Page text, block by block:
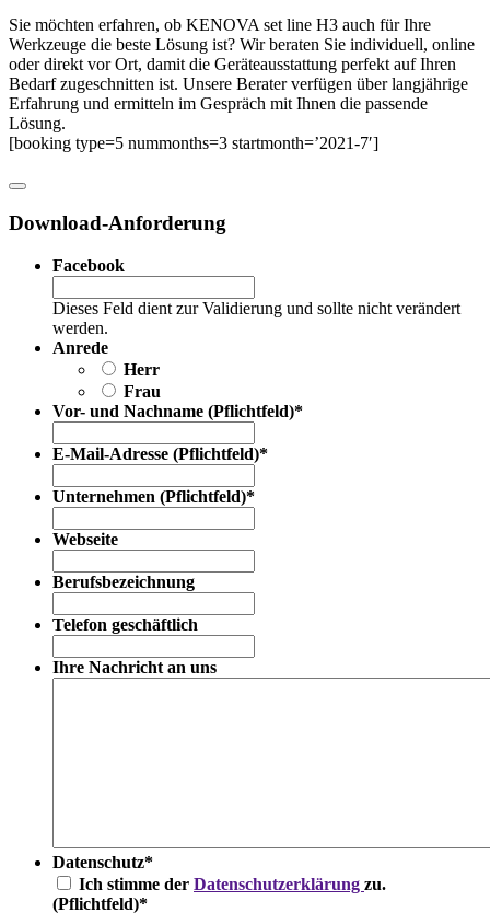
Sie möchten erfahren, ob KENOVA set line H3 auch für Ihre
Werkzeuge die beste Lösung ist? Wir beraten Sie individuell, online
oder direkt vor Ort, damit die Geräteausstattung perfekt auf Ihren
Bedarf zugeschnitten ist. Unsere Berater verfügen über langjährige
Erfahrung und ermitteln im Gespräch mit Ihnen die passende
Lösung.
[booking type=5 nummonths=3 startmonth=’2021-7′]
Download-Anforderung
Facebook
Dieses Feld dient zur Validierung und sollte nicht verändert
werden.
Anrede
Herr
Frau
Vor- und Nachname (Pflichtfeld)*
E-Mail-Adresse (Pflichtfeld)*
Unternehmen (Pflichtfeld)*
Webseite
Berufsbezeichnung
Telefon geschäftlich
Ihre Nachricht an uns
Datenschutz*
Ich stimme der Datenschutzerklärung zu.
(Pflichtfeld)*